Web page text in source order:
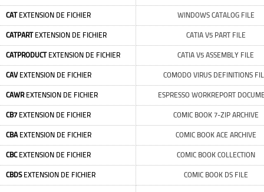
CATEXTENSION DE FICHIER WINDOWS CATALOG FILE
CATPARTEXTENSION DE FICHIER CATIA V5 PART FILE
CATPRODUCTEXTENSION DE FICHIER CATIA V5 ASSEMBLY FILE
CAVEXTENSION DE FICHIER COMODO VIRUS DEFINITIONS
CAWREXTENSION DE FICHIER ESPRESSO WORKREPORT
CB7EXTENSION DE FICHIER COMIC BOOK 7-ZIP ARCHIVE
CBAEXTENSION DE FICHIER COMIC BOOK ACE ARCHIVE
CBCEXTENSION DE FICHIER COMIC BOOK COLLECTION
CBDSEXTENSION DE FICHIER COMIC BOOK DS FILE